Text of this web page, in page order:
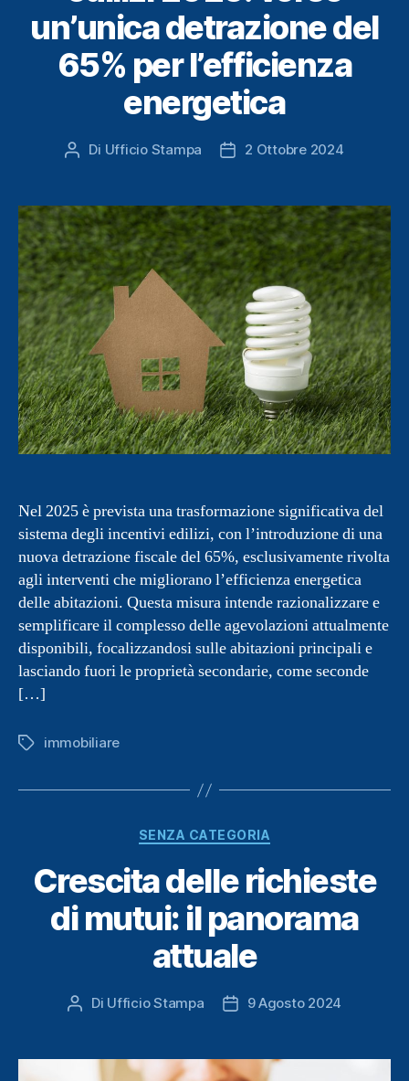
un’unica detrazione del
65% per l’efficienza
energetica
Autore
Di Ufficio Stampa
Data2 Ottobre 2024
Nel 2025 è prevista una trasformazione significativa del
sistema degli incentivi edilizi, con l’introduzione di una
nuova detrazione fiscale del 65%, esclusivamente rivolta
agli interventi che migliorano l’efficienza energetica
delle abitazioni. Questa misura intende razionalizzare e
semplificare il complesso delle agevolazioni attualmente
disponibili, focalizzandosi sulle abitazioni principali e
lasciando fuori le proprietà secondarie, come seconde
[…]
Tag immobiliare
Categorie
SENZA CATEGORIA
Crescita delle richieste
di mutui: il panorama
attuale
Autore
Di Ufficio Stampa
Data9 Agosto 2024